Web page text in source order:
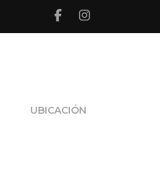
UBICACIÓN